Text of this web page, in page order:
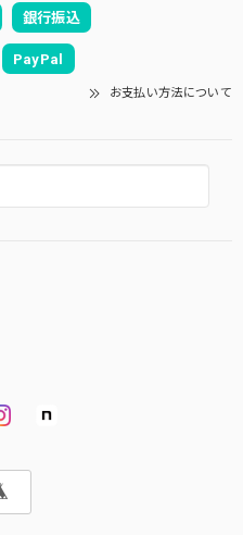
銀行振込
PayPal
お支払い方法について